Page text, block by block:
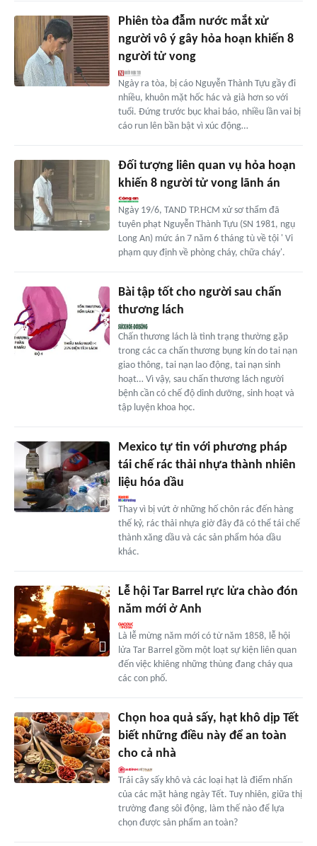
Phiên tòa đẫm nước mắt xử
người vô ý gây hỏa hoạn khiến 8
người tử vong
Ngày ra tòa, bị cáo Nguyễn Thành Tựu gầy đi
nhiều, khuôn mặt hốc hác và già hơn so với
tuổi. Đứng trước bục khai báo, nhiều lần vai bị
cáo run lên bần bật vì xúc động…
Đối tượng liên quan vụ hỏa hoạn
khiến 8 người tử vong lãnh án
Ngày 19/6, TAND TP.HCM xử sơ thẩm đã
tuyên phạt Nguyễn Thành Tựu (SN 1981, ngụ
Long An) mức án 7 năm 6 tháng tù về tội ' Vi
phạm quy định về phòng cháy, chữa cháy'.
Bài tập tốt cho người sau chấn
thương lách
Chấn thương lách là tình trạng thường gặp
trong các ca chấn thương bụng kín do tai nạn
giao thông, tai nạn lao động, tai nạn sinh
hoạt… Vì vậy, sau chấn thương lách người
bệnh cần có chế độ dinh dưỡng, sinh hoạt và
tập luyện khoa học.
Mexico tự tin với phương pháp
tái chế rác thải nhựa thành nhiên
liệu hóa dầu
Thay vì bị vứt ở những hố chôn rác đến hàng
thế kỷ, rác thải nhựa giờ đây đã có thể tái chế
thành xăng dầu và các sản phẩm hóa dầu
khác.
Lễ hội Tar Barrel rực lửa chào đón
năm mới ở Anh
Là lễ mừng năm mới có từ năm 1858, lễ hội
lửa Tar Barrel gồm một loạt sự kiện liên quan
đến việc khiêng những thùng đang cháy qua
các con phố.
Chọn hoa quả sấy, hạt khô dịp Tết
biết những điều này để an toàn
cho cả nhà
Trái cây sấy khô và các loại hạt là điểm nhấn
của các mặt hàng ngày Tết. Tuy nhiên, giữa thị
trường đang sôi động, làm thế nào để lựa
chọn được sản phẩm an toàn?